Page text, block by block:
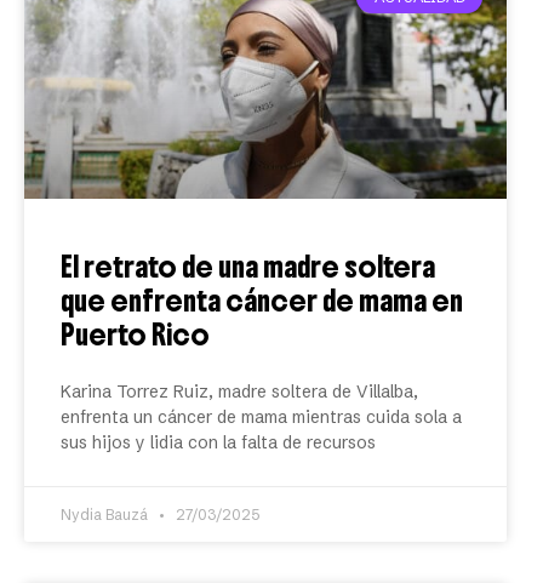
El retrato de una madre soltera
que enfrenta cáncer de mama en
Puerto Rico
Karina Torrez Ruiz, madre soltera de Villalba,
enfrenta un cáncer de mama mientras cuida sola a
sus hijos y lidia con la falta de recursos
Nydia Bauzá 27/03/2025